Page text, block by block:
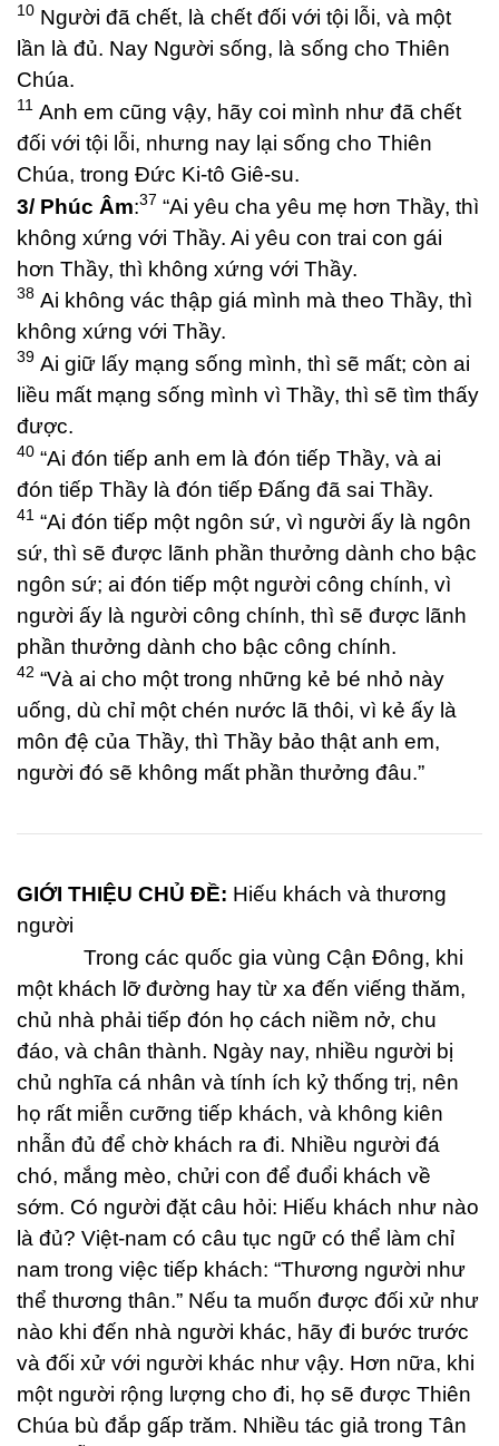
10 Người đã chết, là chết đối với tội lỗi, và một
lần là đủ. Nay Người sống, là sống cho Thiên
Chúa.
11 Anh em cũng vậy, hãy coi mình như đã chết
đối với tội lỗi, nhưng nay lại sống cho Thiên
Chúa, trong Đức Ki-tô Giê-su.
3/ Phúc Âm:37 “Ai yêu cha yêu mẹ hơn Thầy, thì
không xứng với Thầy. Ai yêu con trai con gái
hơn Thầy, thì không xứng với Thầy.
38 Ai không vác thập giá mình mà theo Thầy, thì
không xứng với Thầy.
39 Ai giữ lấy mạng sống mình, thì sẽ mất; còn ai
liều mất mạng sống mình vì Thầy, thì sẽ tìm thấy
được.
40 “Ai đón tiếp anh em là đón tiếp Thầy, và ai
đón tiếp Thầy là đón tiếp Đấng đã sai Thầy.
41 “Ai đón tiếp một ngôn sứ, vì người ấy là ngôn
sứ, thì sẽ được lãnh phần thưởng dành cho bậc
ngôn sứ; ai đón tiếp một người công chính, vì
người ấy là người công chính, thì sẽ được lãnh
phần thưởng dành cho bậc công chính.
42 “Và ai cho một trong những kẻ bé nhỏ này
uống, dù chỉ một chén nước lã thôi, vì kẻ ấy là
môn đệ của Thầy, thì Thầy bảo thật anh em,
người đó sẽ không mất phần thưởng đâu.”
GIỚI THIỆU CHỦ ĐỀ: Hiếu khách và thương
người
Trong các quốc gia vùng Cận Đông, khi
một khách lỡ đường hay từ xa đến viếng thăm,
chủ nhà phải tiếp đón họ cách niềm nở, chu
đáo, và chân thành. Ngày nay, nhiều người bị
chủ nghĩa cá nhân và tính ích kỷ thống trị, nên
họ rất miễn cưỡng tiếp khách, và không kiên
nhẫn đủ để chờ khách ra đi. Nhiều người đá
chó, mắng mèo, chửi con để đuổi khách về
sớm. Có người đặt câu hỏi: Hiếu khách như nào
là đủ? Việt-nam có câu tục ngữ có thể làm chỉ
nam trong việc tiếp khách: “Thương người như
thể thương thân.” Nếu ta muốn được đối xử như
nào khi đến nhà người khác, hãy đi bước trước
và đối xử với người khác như vậy. Hơn nữa, khi
một người rộng lượng cho đi, họ sẽ được Thiên
Chúa bù đắp gấp trăm. Nhiều tác giả trong Tân